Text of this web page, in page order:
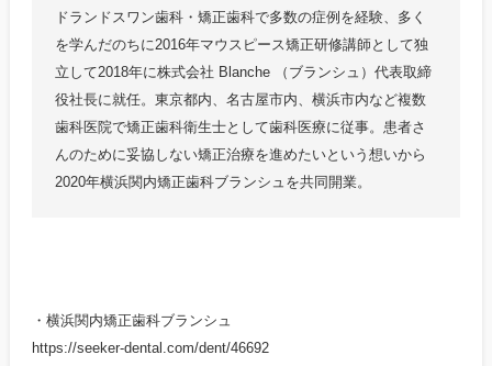
ドランドスワン歯科・矯正歯科で多数の症例を経験、多く
を学んだのちに2016年マウスピース矯正研修講師として独
立して2018年に株式会社 Blanche （ブランシュ）代表取締
役社長に就任。東京都内、名古屋市内、横浜市内など複数
歯科医院で矯正歯科衛生士として歯科医療に従事。患者さ
んのために妥協しない矯正治療を進めたいという想いから
2020年横浜関内矯正歯科ブランシュを共同開業。
・横浜関内矯正歯科ブランシュ
https://seeker-dental.com/dent/46692